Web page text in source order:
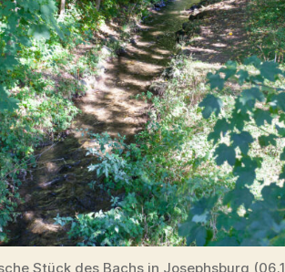
Stück des Bachs in Josephsburg